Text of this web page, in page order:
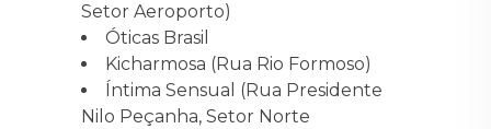
Setor Aeroporto)
Óticas Brasil
Kicharmosa (Rua Rio Formoso)
Íntima Sensual (Rua Presidente
Nilo Peçanha, Setor Norte